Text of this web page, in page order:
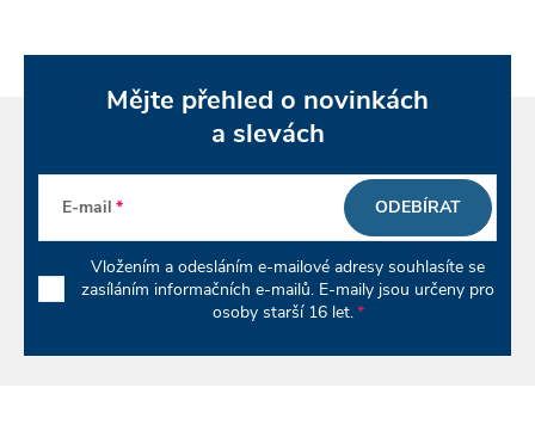
v
Mějte přehled o novinkách
a slevách
E-mail
Vložením a odesláním e-mailové adresy souhlasíte se
zasíláním informačních e-mailů. E-maily jsou určeny pro
osoby starší 16 let.
ODEBÍRAT